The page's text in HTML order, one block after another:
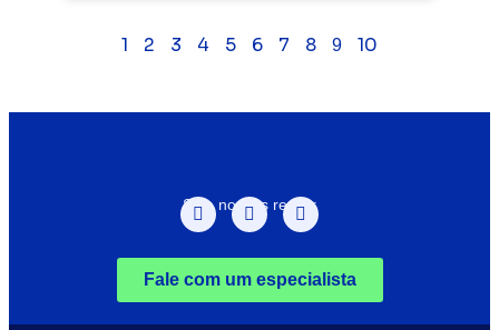
1 2 3 4 5 6 7 8 9 10
Siga nossas redes:
Fale com um especialista